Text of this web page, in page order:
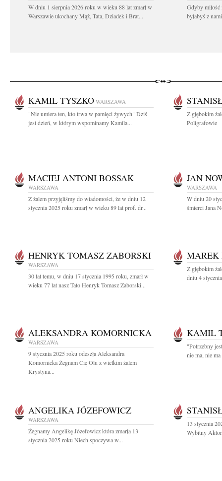
W dniu 1 sierpnia 2026 roku w wieku 88 lat zmarł w
Warszawie ukochany Mąż, Tata, Dziadek i Brat...
Gdyby miłość
byłabyś z
KAMIL TYSZKO WARSZAWA
"Nie umiera ten, kto trwa w pamięci żywych" Dziś
jest dzień, w którym wspominamy Kamila...
Z głębokim
Poligrafowie
MACIEJ ANTONI BOSSAK
WARSZAWA
Z żalem przyjęliśmy do wiadomości, że w dniu 12
stycznia 2025 roku zmarł w wieku 89 lat prof. dr...
JAN
WARSZAWA
W dniu 20
śmierci Jana
HENRYK TOMASZ ZABORSKI
WARSZAWA
30 lat temu, w dniu 17 stycznia 1995 roku, zmarł w
wieku 77 lat nasz Tato Henryk Tomasz Zaborski...
Z głębokim
dniu 4
ALEKSANDRA KOMORNICKA
WARSZAWA
9 stycznia 2025 roku odeszła Aleksandra
Komornicka Żegnam Cię Olu z wielkim żalem
Krystyna...
KAMIL
"Potrzebny
nie ma, nie
ANGELIKA JÓZEFOWICZ
WARSZAWA
Żegnamy Angelikę Józefowicz która zmarła 13
stycznia 2025 roku Niech spoczywa w...
13 stycznia
Wybitny